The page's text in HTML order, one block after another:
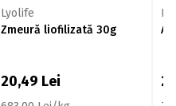
Lyolife
Zmeură liofilizată 30g
20,49 Lei